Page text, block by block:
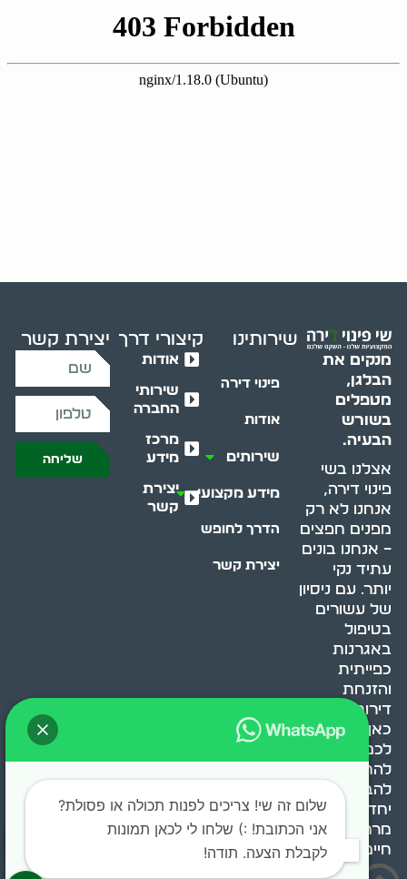
מנקים את
הבלגן,
מטפלים
בשורש
הבעיה.
אצלנו בשי
פינוי דירה,
אנחנו לא רק
מפנים חפצים
– אנחנו בונים
עתיד נקי
יותר. עם ניסיון
של עשורים
בטיפול
באגרנות
כפייתית
והזנחת
דירות, אנחנו
כאן כדי לעזור
לכם
להתמודד,
להבין ולשנות.
יחד, ניצור
מרחב
חיים בריא ומאוזן.
שירותינו
פינוי דירה
אודות
שירותים
מידע מקצועי
הדרך לחופש
יצירת קשר
קיצורי דרך
אודות
שירותי
החברה
מרכז
מידע
יצירת
קשר
יצירת קשר
שליחה
שלום זה שי! צריכים לפנות תכולה או פסולת?
אני הכתובת! :) שלחו לי לכאן תמונות
לקבלת הצעה. תודה!